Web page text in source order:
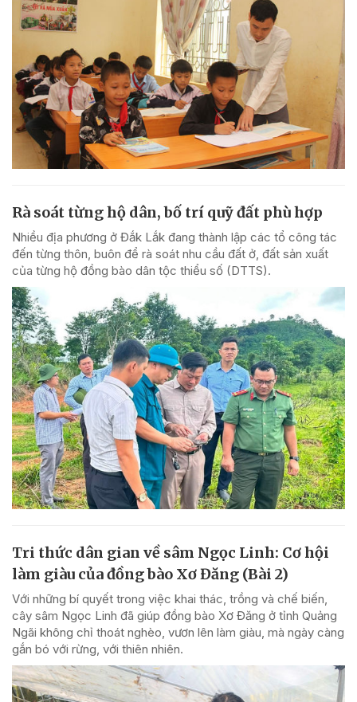
Rà soát từng hộ dân, bố trí quỹ đất phù hợp
Nhiều địa phương ở Đắk Lắk đang thành lập các tổ công tác
đến từng thôn, buôn để rà soát nhu cầu đất ở, đất sản xuất
của từng hộ đồng bào dân tộc thiểu số (DTTS).
Tri thức dân gian về sâm Ngọc Linh: Cơ hội
làm giàu của đồng bào Xơ Đăng (Bài 2)
Với những bí quyết trong việc khai thác, trồng và chế biến,
cây sâm Ngọc Linh đã giúp đồng bào Xơ Đăng ở tỉnh Quảng
Ngãi không chỉ thoát nghèo, vươn lên làm giàu, mà ngày càng
gắn bó với rừng, với thiên nhiên.